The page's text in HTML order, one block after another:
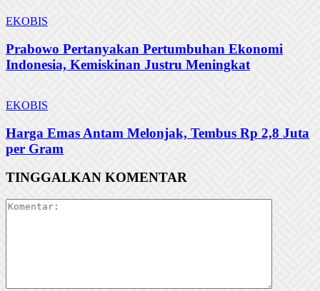
EKOBIS
Prabowo Pertanyakan Pertumbuhan Ekonomi
Indonesia, Kemiskinan Justru Meningkat
EKOBIS
Harga Emas Antam Melonjak, Tembus Rp 2,8 Juta
per Gram
TINGGALKAN KOMENTAR